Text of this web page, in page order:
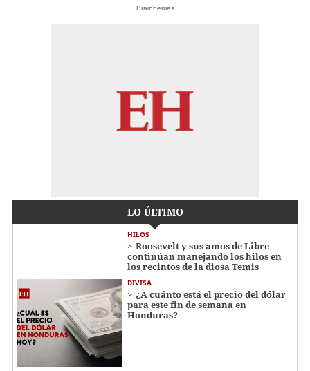
Brainberries
LO ÚLTIMO
HILOS
Roosevelt y sus amos de Libre
continúan manejando los hilos en
los recintos de la diosa Temis
DIVISA
¿A cuánto está el precio del dólar
para este fin de semana en
Honduras?